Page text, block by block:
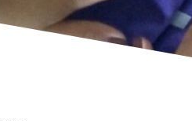
von diesen